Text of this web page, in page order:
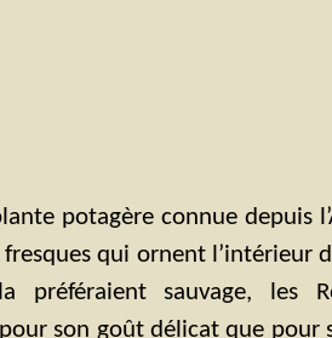
potagère connue depuis
qui ornent l’intérieur
préféraient sauvage, les
son goût délicat que pour